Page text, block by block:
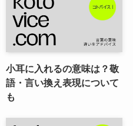
小耳に入れるの意味は？敬
語・言い換え表現について
も